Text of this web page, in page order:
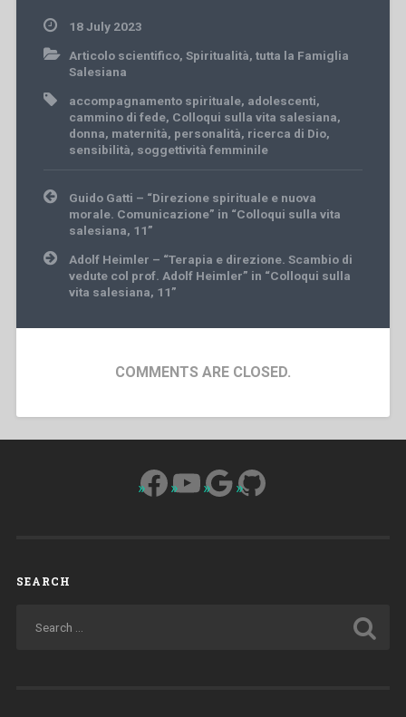
18 July 2023
Articolo scientifico, Spiritualità, tutta la Famiglia
Salesiana
accompagnamento spirituale, adolescenti,
cammino di fede, Colloqui sulla vita salesiana,
donna, maternità, personalità, ricerca di Dio,
sensibilità, soggettività femminile
Post
navigation
Guido Gatti – “Direzione spirituale e nuova
morale. Comunicazione” in “Colloqui sulla vita
salesiana, 11”
Adolf Heimler – “Terapia e direzione. Scambio di
vedute col prof. Adolf Heimler” in “Colloqui sulla
vita salesiana, 11”
COMMENTS ARE CLOSED.
Facebook
YouTube
Google
GitHub
SEARCH